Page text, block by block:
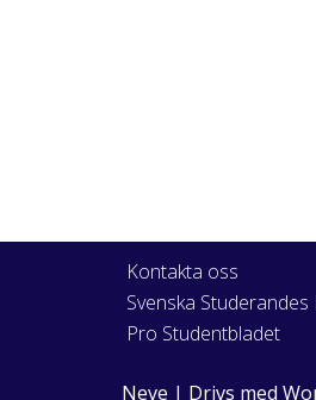
Kontakta oss
Svenska
Pro Studentbladet
Neve | Drivs med